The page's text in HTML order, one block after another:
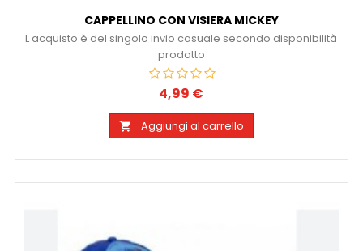
CAPPELLINO CON VISIERA MICKEY
L acquisto è del singolo invio casuale secondo disponibilità
prodotto
Prezzo
4,99 €
 Aggiungi al carrello